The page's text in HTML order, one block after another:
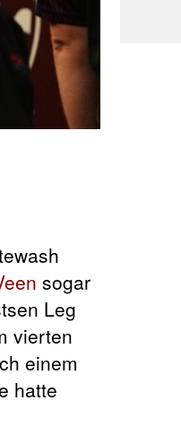
sogar
Leg
vierten
einem
hatte